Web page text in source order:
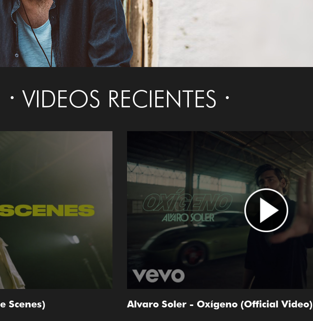
VIDEOS RECIENTES
Scenes) Alvaro Soler - Oxígeno (Official Video)